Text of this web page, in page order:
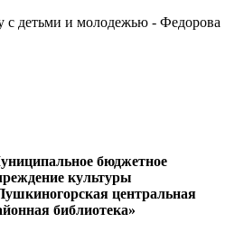
с детьми и молодежью - Федорова
бюджетное
культуры
центральная
библиотека»